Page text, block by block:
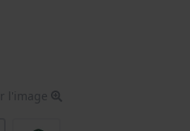
l'image